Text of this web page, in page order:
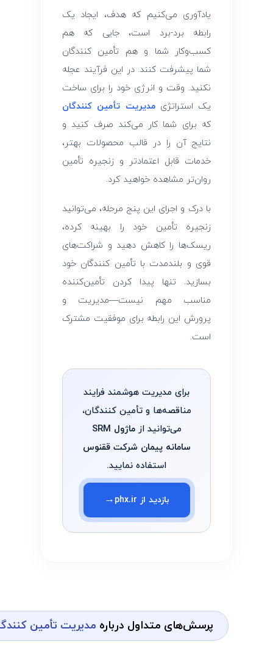
یادآوری می‌کنیم که هدف، ایجاد یک
رابطه برد-برد است، جایی که هم
کسب‌وکار شما و هم تأمین ‌کنندگان
شما پیشرفت کنند. در این فرآیند عجله
نکنید. وقت و انرژی خود را برای ساخت
یک استراتژیمدیریت تأمین ‌کنندگان
که برای شما کار می‌کند صرف کنید و
نتایج آن را در قالب محصولات بهتر،
خدمات قابل اعتمادتر و زنجیره تأمین
روان‌تر مشاهده خواهید کرد.
با درک و اجرای این پنج مرحله، می‌توانید
زنجیره تأمین خود را بهینه کرده،
ریسک‌ها را کاهش دهید و شراکت‌های
قوی و بلندمدت با تأمین ‌کنندگان خود
بسازید. تنها پیدا کردن تأمین‌کننده
مناسب مهم نیست—مدیریت و
پرورش این رابطه برای موفقیت مشترک
است.
برای مدیریت هوشمند فرایند
مناقصه‌ها و تأمین ‌کنندگان،
می‌توانید از
ماژول SRM
سامانه پیمان شرکت ققنوس
استفاده نمایید.
بازدید از phx.ir →
پرسش‌های متداول درباره مدیریت تأمین